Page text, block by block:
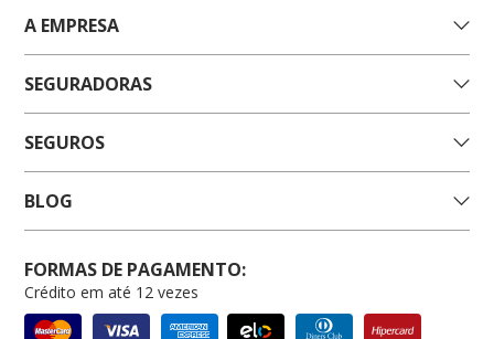
A EMPRESA
SEGURADORAS
SEGUROS
BLOG
FORMAS DE PAGAMENTO:
Crédito em até 12 vezes